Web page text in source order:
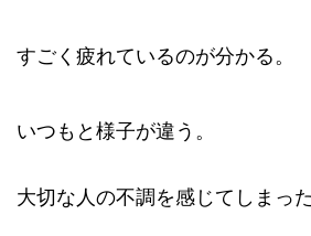
すごく疲れているのが分かる。
いつもと様子が違う。
大切な人の不調を感じてしまっ